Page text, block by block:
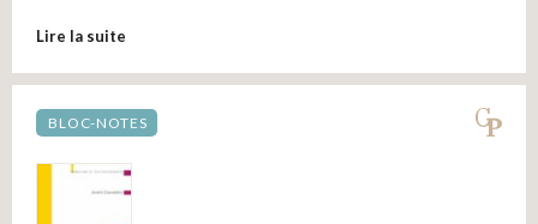
Lire la suite
BLOC-NOTES